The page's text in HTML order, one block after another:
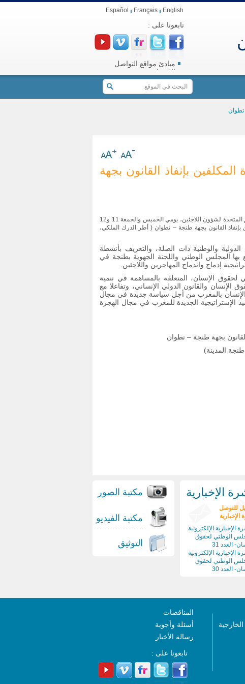
English
Français
Español
تابعونا على :
مبادئ مواقع التواصل
الاجتماعي
تطوان
بإنفاذ القانون بجهة
تنظم اللجنة الجهوية لحقوق الإنسان بطنجة بشراكة مع المفوضية السامية للأمم المتحدة لشؤون اللاجئين، يومي الخميس والجمعة 11 و12
بإنفاذ القانون بجهة طنجة – تطوان ( أطر الدرك الملكي،
والوطنية ذات الصلة، والتعريف بأنشطة
بها المجلس الوطني واللجنة الجهوية بطنجة في
إدماج واندماج المهاجرين واللاجئين.
الإنسان، المتعلقة بالمساهمة في تنمية
والقانون الدولي الإنساني، وتفاعلا مع
بالمغرب من أجل سياسة جديدة في مجال
الإستراتيجية الجديدة للمغرب في مجال الهجرة
بجهة طنجة – تطوان
المدينة)
الإخبارية
للتوصل
الإخبارية
الإخبارية الإلكترونية
الوطتي لحقوق
العدد 31
الإخبارية الإلكترونية
الوطتي لحقوق
العدد 30
مكتبة الصور
مكتبة الفيديو
التوثيق
المناقصات
أسئلة وأجوبة
رسالة الأخبار
تابعونا على :